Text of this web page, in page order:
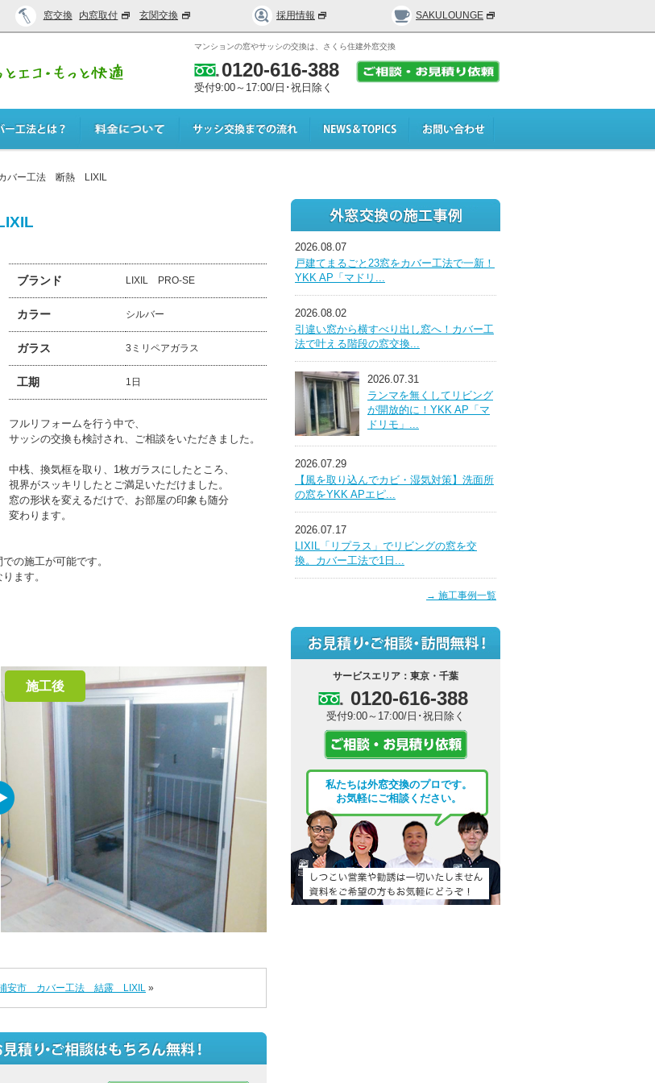
窓交換 内窓取付 玄関交換 採用情報 SAKULOUNGE
マンションの窓やサッシの交換は、さくら住建外窓交換
0120-616-388
受付9:00～17:00/日･祝日除く
バー工法 断熱 LIXIL
ブランド LIXIL PRO-SE
カラー シルバー
ガラス 3ミリペアガラス
工期 1日
フルリフォームを行う中で、
サッシの交換も検討され、ご相談をいただきました。
中桟、換気框を取り、1枚ガラスにしたところ、
視界がスッキリしたとご満足いただけました。
窓の形状を変えるだけで、お部屋の印象も随分
変わります。
の施工が可能です。
ます。
施工後
安市 カバー工法 結露 LIXIL »
2026.08.07
戸建てまるごと23窓をカバー工法で一新！
YKK AP「マドリ...
2026.08.02
引違い窓から横すべり出し窓へ！カバー工
法で叶える階段の窓交換...
2026.07.31
ランマを無くしてリビング
が開放的に！YKK AP「マ
ドリモ」...
2026.07.29
【風を取り込んでカビ・湿気対策】洗面所
の窓をYKK APエピ...
2026.07.17
LIXIL「リプラス」でリビングの窓を交
換。カバー工法で1日...
→ 施工事例一覧
サービスエリア：東京・千葉
0120-616-388
受付9:00～17:00/日･祝日除く
私たちは外窓交換のプロです。
お気軽にご相談ください。